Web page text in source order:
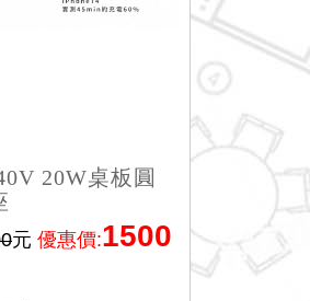
20W桌板圓
元 優惠價:1500